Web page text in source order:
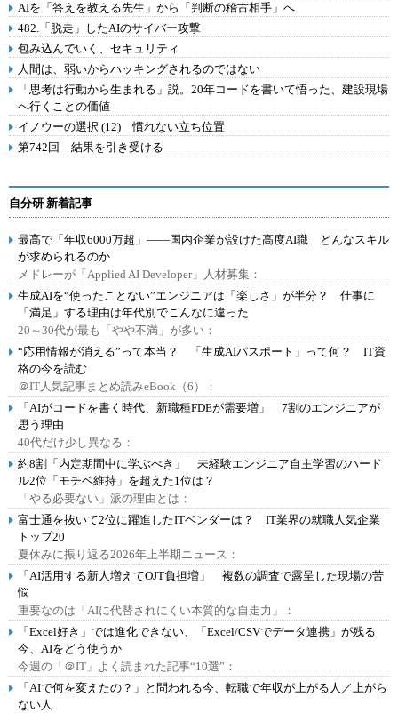
AIを「答えを教える先生」から「判断の稽古相手」へ
482.「脱走」したAIのサイバー攻撃
包み込んでいく、セキュリティ
人間は、弱いからハッキングされるのではない
「思考は行動から生まれる」説。20年コードを書いて悟った、建設現場
へ行くことの価値
イノウーの選択 (12) 慣れない立ち位置
第742回 結果を引き受ける
自分研 新着記事
最高で「年収6000万超」――国内企業が設けた高度AI職 どんなスキル
が求められるのか
メドレーが「Applied AI Developer」人材募集：
生成AIを“使ったことない”エンジニアは「楽しさ」が半分？ 仕事に
「満足」する理由は年代別でこんなに違った
20～30代が最も「やや不満」が多い：
“応用情報が消える”って本当？ 「生成AIパスポート」って何？ IT資
格の今を読む
＠IT人気記事まとめ読みeBook（6）：
「AIがコードを書く時代、新職種FDEが需要増」 7割のエンジニアが
思う理由
40代だけ少し異なる：
約8割「内定期間中に学ぶべき」 未経験エンジニア自主学習のハード
ル2位「モチベ維持」を超えた1位は？
「やる必要ない」派の理由とは：
富士通を抜いて2位に躍進したITベンダーは？ IT業界の就職人気企業
トップ20
夏休みに振り返る2026年上半期ニュース：
「AI活用する新人増えてOJT負担増」 複数の調査で露呈した現場の苦
悩
重要なのは「AIに代替されにくい本質的な自走力」：
「Excel好き」では進化できない、「Excel/CSVでデータ連携」が残る
今、AIをどう使うか
今週の「＠IT」よく読まれた記事“10選”：
「AIで何を変えたの？」と問われる今、転職で年収が上がる人／上がら
ない人